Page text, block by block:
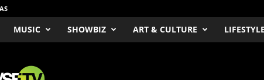
MUSIC SHOWBIZ ART & CULTURE LIFESTYLE